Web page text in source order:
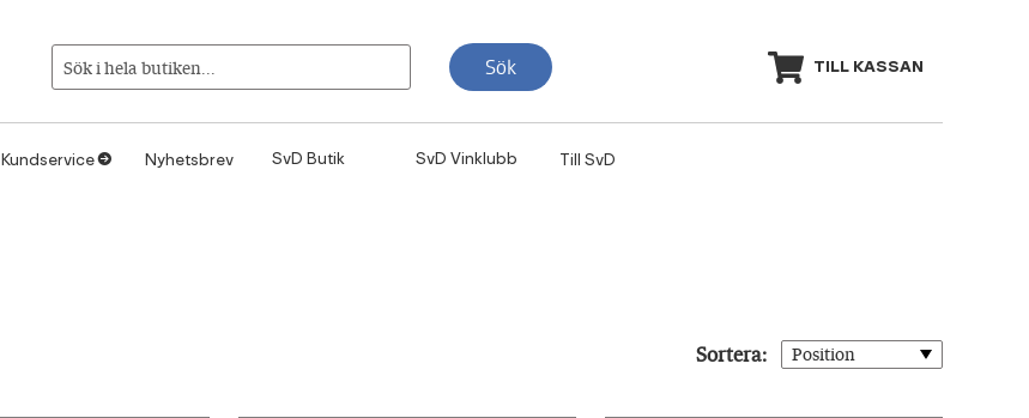
Sök i hela butiken... Sök TILL KASSAN
Kundservice1 Nyhetsbrev SvD Butik SvD Vinklubb Till SvD
Sortera: Position